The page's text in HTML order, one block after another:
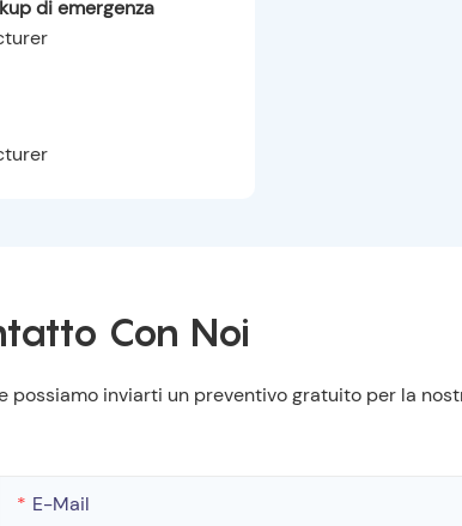
di emergenza
Con Noi
inviarti un preventivo gratuito per la
E-Mail